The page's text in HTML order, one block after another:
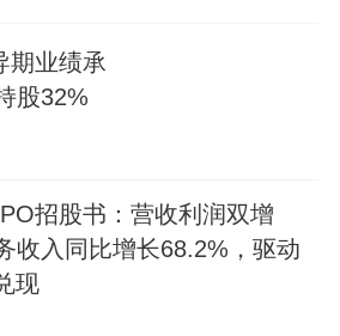
期业绩承
股32%
招股书：营收利润双增
收入同比增长68.2%，驱动
现